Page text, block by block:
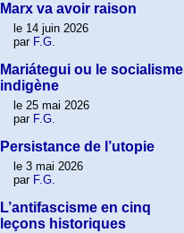
Marx va avoir raison
le 14 juin 2026
par F.G.
Mariátegui ou le socialisme
indigène
le 25 mai 2026
par F.G.
Persistance de l’utopie
le 3 mai 2026
par F.G.
L’antifascisme en cinq
leçons historiques